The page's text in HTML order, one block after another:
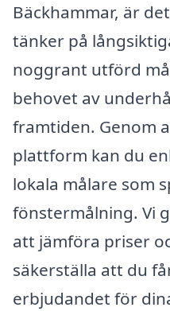
Bäckhammar, är
tänker på
noggrant utförd
behovet av
framtiden. Genom
plattform kan du
lokala målare som
fönstermålning. Vi
att jämföra priser
säkerställa att du
erbjudandet för